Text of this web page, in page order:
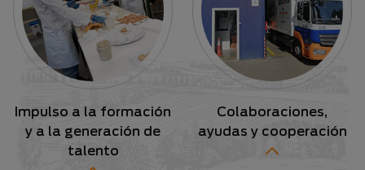
Impulso a la formación
y a la generación de
talento
Colaboraciones,
ayudas y cooperación